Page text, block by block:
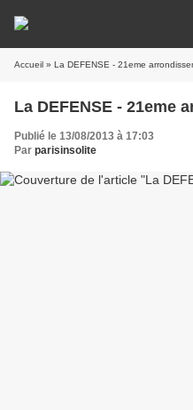
Accueil » La DEFENSE - 21eme
La DEFENSE - 21eme
Publié le 13/08/2013 à 17:03
Par parisinsolite